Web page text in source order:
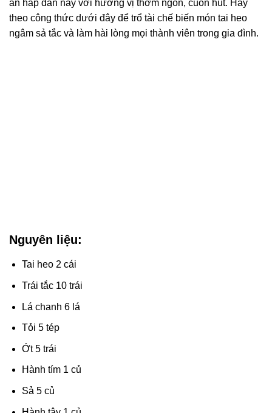
ăn hấp dẫn này với hương vị thơm ngon, cuốn hút. Hãy
theo công thức dưới đây để trổ tài chế biến món tai heo
ngâm sả tắc và làm hài lòng mọi thành viên trong gia đình.
Nguyên liệu:
Tai heo 2 cái
Trái tắc 10 trái
Lá chanh 6 lá
Tỏi 5 tép
Ớt 5 trái
Hành tím 1 củ
Sả 5 củ